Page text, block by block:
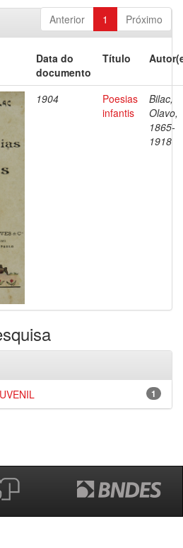
Anterior 1 Próximo
Data do
documento
Título
1904
Poesias
infantis
Bilac,
Olavo,
1865-
1918
1